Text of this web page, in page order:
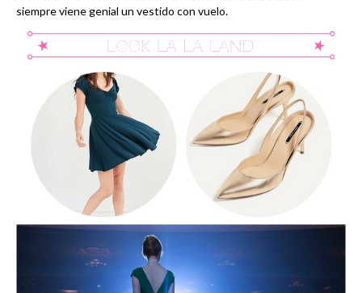
siempre viene genial un vestido con vuelo.